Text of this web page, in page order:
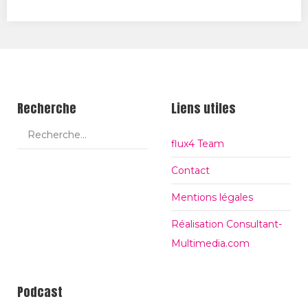
Recherche Liens utiles
flux4 Team
Contact
Mentions légales
Réalisation Consultant-
Multimedia.com
Podcast